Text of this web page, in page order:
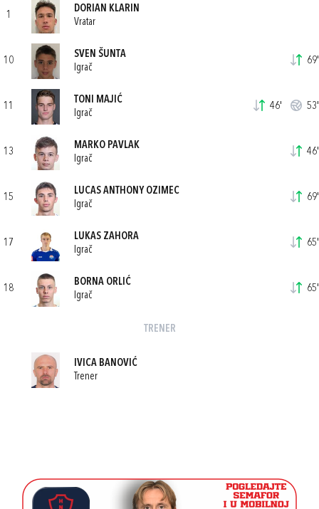
1
DORIAN KLARIN
Vratar
10
SVEN ŠUNTA
Igrač
69'
11
TONI MAJIĆ
Igrač
46' 53'
13
MARKO PAVLAK
Igrač
46'
15
LUCAS ANTHONY OZIMEC
Igrač
69'
17
LUKAS ZAHORA
Igrač
65'
18
BORNA ORLIĆ
Igrač
65'
TRENER
IVICA BANOVIĆ
Trener